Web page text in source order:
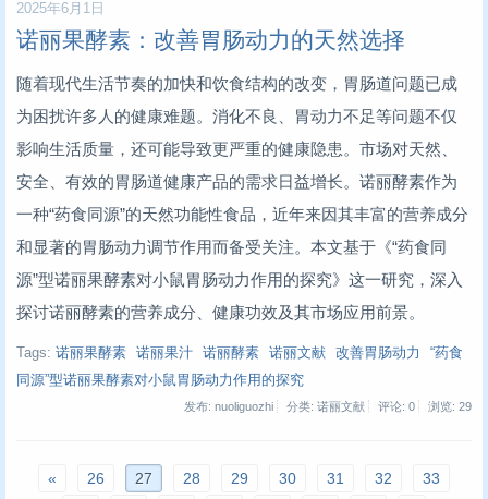
2025年6月1日
诺丽果酵素：改善胃肠动力的天然选择
随着现代生活节奏的加快和饮食结构的改变，胃肠道问题已成
为困扰许多人的健康难题。消化不良、胃动力不足等问题不仅
影响生活质量，还可能导致更严重的健康隐患。市场对天然、
安全、有效的胃肠道健康产品的需求日益增长。诺丽酵素作为
一种“药食同源”的天然功能性食品，近年来因其丰富的营养成分
和显著的胃肠动力调节作用而备受关注。本文基于《“药食同
源”型诺丽果酵素对小鼠胃肠动力作用的探究》这一研究，深入
探讨诺丽酵素的营养成分、健康功效及其市场应用前景。
Tags: 诺丽果酵素 诺丽果汁 诺丽酵素 诺丽文献 改善胃肠动力
“药食
同源”型诺丽果酵素对小鼠胃肠动力作用的探究
发布: nuoliguozhi 分类: 诺丽文献 评论: 0 浏览: 29
« 26 27 28 29 30 31 32
33